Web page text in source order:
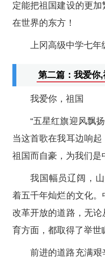
定能把祖国建设的更
在世界的东方！
上冈高级中学七年
第二篇：我爱你,
我爱你，祖国
“五星红旗迎风飘
当这首歌在我耳边响
祖国而自豪，为我们是
我国幅员辽阔，
着五千年灿烂的文化
改革开放的道路，无
育方面，都取得了举世
前进的道路充满